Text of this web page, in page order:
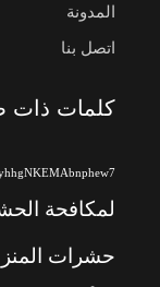
المدونة
اتصل بنا
كلمات ذات
لمكافحة
حشرات